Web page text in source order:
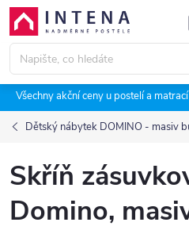
Přejít
obsah
Všechny akční ceny u postelí a
Dětský nábytek DOMINO - masiv
Skříň
Domino,